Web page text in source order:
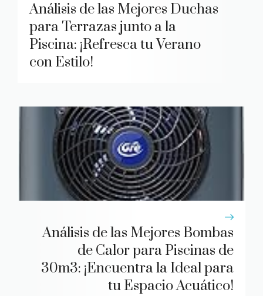
Análisis de las Mejores Duchas
para Terrazas junto a la
Piscina: ¡Refresca tu Verano
con Estilo!
Análisis de las Mejores Bombas
de Calor para Piscinas de
30m3: ¡Encuentra la Ideal para
tu Espacio Acuático!